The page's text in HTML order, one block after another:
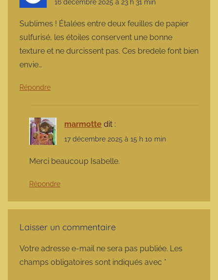
16 décembre 2025 à 23 h 31 min
Sublimes ! Étalées entre deux feuilles de papier
sulfurisé, les étoiles conservent une bonne
texture et ne durcissent pas. Ces bredele font bien
envie…
Répondre
marmotte dit :
17 décembre 2025 à 15 h 10 min
Merci beaucoup Isabelle.
Répondre
Laisser un commentaire
Votre adresse e-mail ne sera pas publiée. Les
champs obligatoires sont indiqués avec *